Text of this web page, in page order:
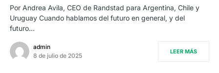
Por Andrea Avila, CEO de Randstad para Argentina, Chile y
Uruguay Cuando hablamos del futuro en general, y del
futuro…
admin
8 de julio de 2025
LEER MÁS